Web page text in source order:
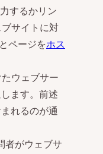
するかリン
サイトに対
ページをホス
ウェブサー
ます。前述
れるのが通
者がウェブサ